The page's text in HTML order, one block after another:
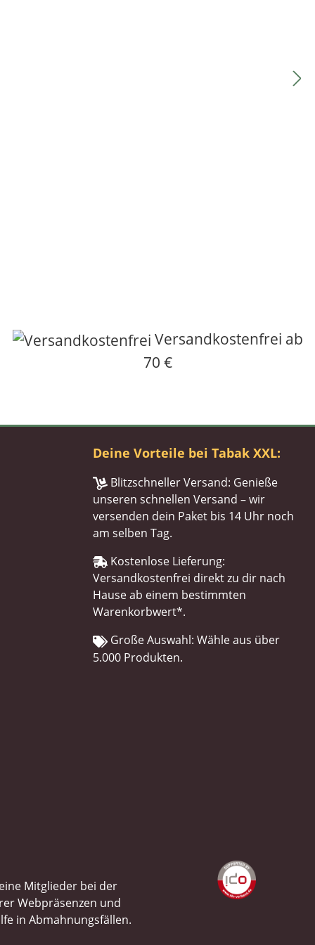
Versandkostenfrei ab
70 €
Deine Vorteile bei Tabak XXL:
Blitzschneller Versand: Genieße
unseren schnellen Versand – wir
versenden dein Paket bis 14 Uhr noch
am selben Tag.
Kostenlose Lieferung:
Versandkostenfrei direkt zu dir nach
Hause ab einem bestimmten
Warenkorbwert*.
Große Auswahl: Wähle aus über
5.000 Produkten.
Mitglieder bei der
Webpräsenzen und
in Abmahnungsfällen.